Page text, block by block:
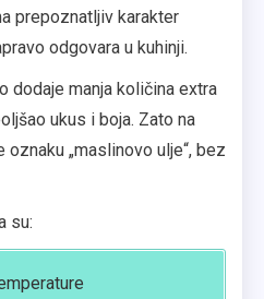
prepoznatljiv karakter
odgovara u kuhinji.
dodaje manja količina extra
ukus i boja. Zato na
„maslinovo ulje“, bez
su: